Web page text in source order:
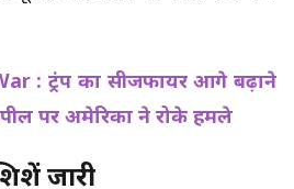
: ट्रंप का सीजफायर आगे बढ़ाने
पर अमेरिका ने रोके हमले
जारी